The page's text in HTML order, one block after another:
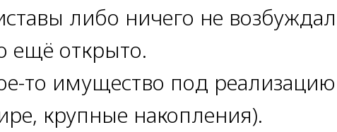
либо ничего не
ещё открыто.
то имущество под
крупные накопления).